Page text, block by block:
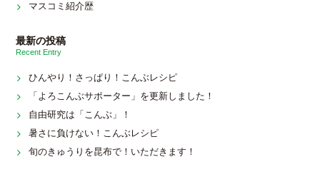
マスコミ紹介歴
最新の投稿
Recent Entry
ひんやり！さっぱり！こんぶレシピ
「よろこんぶサポーター」を更新しました！
自由研究は「こんぶ」！
暑さに負けない！こんぶレシピ
旬のきゅうりを昆布で！いただきます！